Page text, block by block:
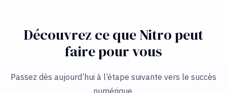
Découvrez ce que Nitro peut
faire pour vous
Passez dès aujourd’hui à l’étape suivante vers le succès